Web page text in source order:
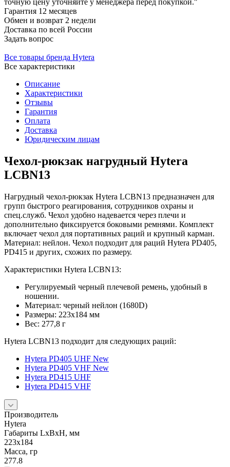
Гарантия 12 месяцев
Обмен и возврат 2 недели
Доставка по всей России
Задать вопрос
Все товары бренда Hytera
Все характеристики
Описание
Характеристики
Отзывы
Гарантия
Оплата
Доставка
Юридическим лицам
Чехол-рюкзак нагрудный Hytera
LCBN13
Нагрудный чехол-рюкзак Hytera LCBN13 предназначен для
групп быстрого реагирования, сотрудников охраны и
спец.служб. Чехол удобно надевается через плечи и
дополнительно фиксируется боковыми ремнями. Комплект
включает чехол для портативных раций и крупный карман.
Материал: нейлон. Чехол подходит для раций Hytera PD405,
PD415 и других, схожих по размеру.
Характеристики Hytera LCBN13:
Регулируемый черный плечевой ремень, удобный в
ношении.
Материал: черный нейлон (1680D)
Размеры: 223х184 мм
Вес: 277,8 г
Hytera LCBN13 подходит для следующих раций:
Hytera PD405 UHF New
Hytera PD405 VHF New
Hytera PD415 UHF
Hytera PD415 VHF
Производитель
Hytera
Габариты LхBхН, мм
223х184
Масса, гр
277.8